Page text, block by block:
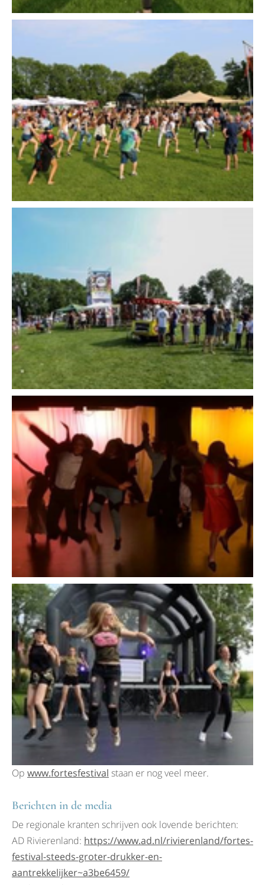
Op www.fortesfestival staan er nog veel meer.
Berichten in de media
De regionale kranten schrijven ook lovende berichten:
AD Rivierenland: https://www.ad.nl/rivierenland/fortes-
festival-steeds-groter-drukker-en-
aantrekkelijker~a3be6459/